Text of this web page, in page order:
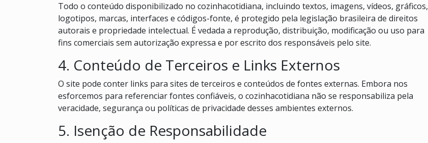
Todo o conteúdo disponibilizado no cozinhacotidiana, incluindo textos, imagens, vídeos, gráficos,
logotipos, marcas, interfaces e códigos-fonte, é protegido pela legislação brasileira de direitos
autorais e propriedade intelectual. É vedada a reprodução, distribuição, modificação ou uso para
fins comerciais sem autorização expressa e por escrito dos responsáveis pelo site.
4. Conteúdo de Terceiros e Links Externos
O site pode conter links para sites de terceiros e conteúdos de fontes externas. Embora nos
esforcemos para referenciar fontes confiáveis, o cozinhacotidiana não se responsabiliza pela
veracidade, segurança ou políticas de privacidade desses ambientes externos.
5. Isenção de Responsabilidade